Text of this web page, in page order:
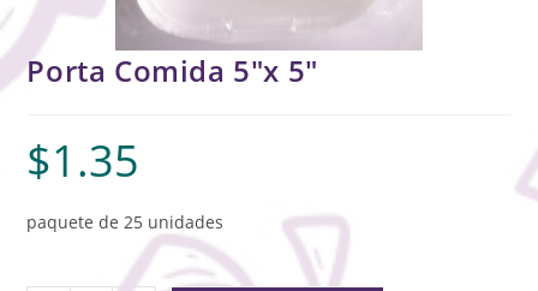
Porta Comida 5″x 5″
$1.35
paquete de 25 unidades